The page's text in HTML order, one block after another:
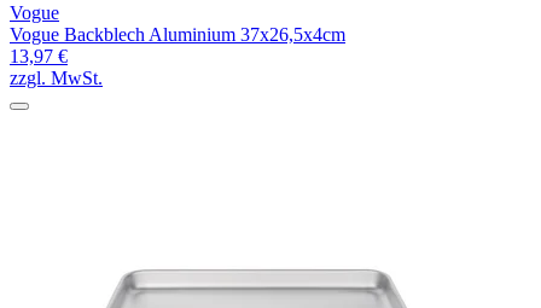
Vogue
Vogue Backblech Aluminium 37x26,5x4cm
13,97 €
zzgl. MwSt.